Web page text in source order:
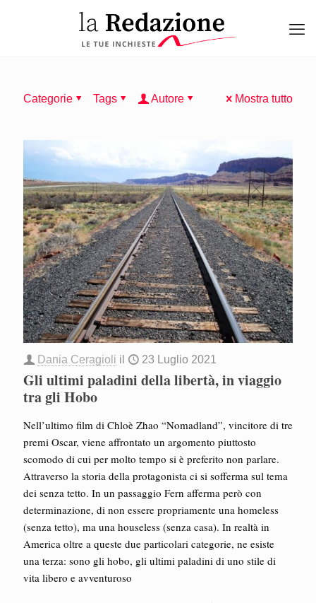
Categorie Tags Autore Mostra tutto
Dania Ceragioli il 23 Luglio 2021
Gli ultimi paladini della libertà, in viaggio
tra gli Hobo
Nell’ultimo film di Chloè Zhao “Nomadland”, vincitore di tre
premi Oscar, viene affrontato un argomento piuttosto
scomodo di cui per molto tempo si è preferito non parlare.
Attraverso la storia della protagonista ci si sofferma sul tema
dei senza tetto. In un passaggio Fern afferma però con
determinazione, di non essere propriamente una homeless
(senza tetto), ma una houseless (senza casa). In realtà in
America oltre a queste due particolari categorie, ne esiste
una terza: sono gli hobo, gli ultimi paladini di uno stile di
vita libero e avventuroso